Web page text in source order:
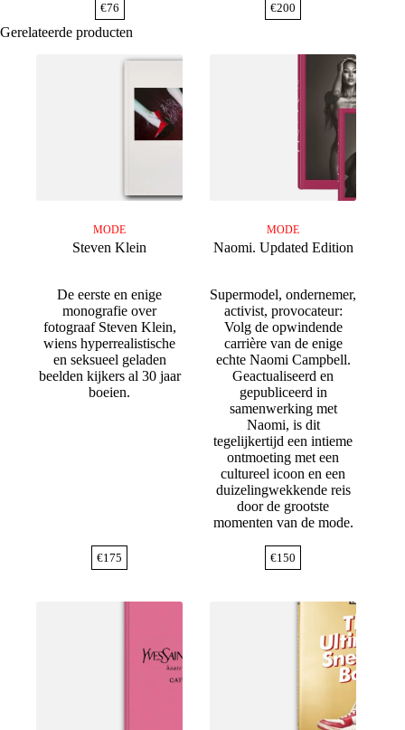
€76 €200
Gerelateerde producten
MODE
Steven Klein
De eerste en enige
monografie over
fotograaf Steven Klein,
wiens hyperrealistische
en seksueel geladen
beelden kijkers al 30 jaar
boeien.
€175
MODE
Naomi. Updated Edition
Supermodel, ondernemer,
activist, provocateur:
Volg de opwindende
carrière van de enige
echte Naomi Campbell.
Geactualiseerd en
gepubliceerd in
samenwerking met
Naomi, is dit
tegelijkertijd een intieme
ontmoeting met een
cultureel icoon en een
duizelingwekkende reis
door de grootste
momenten van de mode.
€150